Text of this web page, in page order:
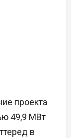
проекта
49,9 МВт
в